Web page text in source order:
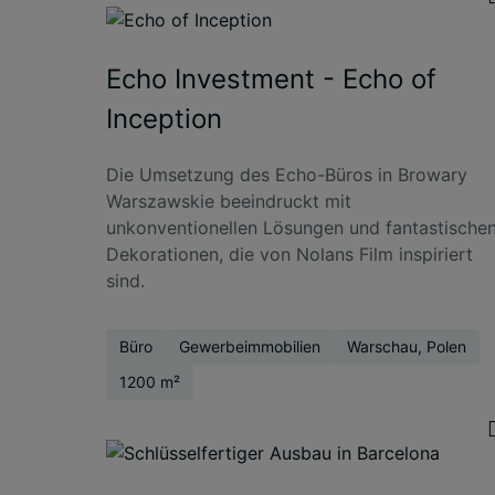
Echo Investment - Echo of
Inception
Die Umsetzung des Echo-Büros in Browary
Warszawskie beeindruckt mit
unkonventionellen Lösungen und
Dekorationen, die von Nolans Film inspiriert
sind.
Büro Gewerbeimmobilien
Warschau, Polen
1200 m²